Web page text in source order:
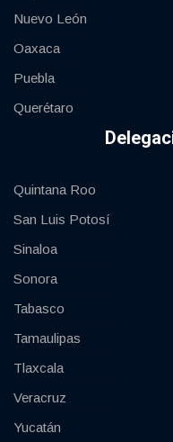
Nuevo León
Oaxaca
Puebla
Querétaro
Quintana Roo
San Luis Potosí
Sinaloa
Sonora
Tabasco
Tamaulipas
Tlaxcala
Veracruz
Yucatán